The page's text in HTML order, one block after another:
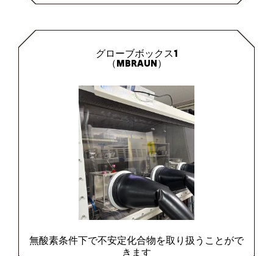
グローブボックス1
（MBRAUN）
無酸素条件下で不安定化合物を取り扱うことがで
きます